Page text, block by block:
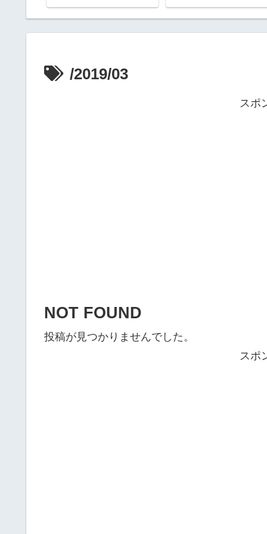
/2019/03
スポ
NOT FOUND
投稿が見つかりませんでした。
スポ